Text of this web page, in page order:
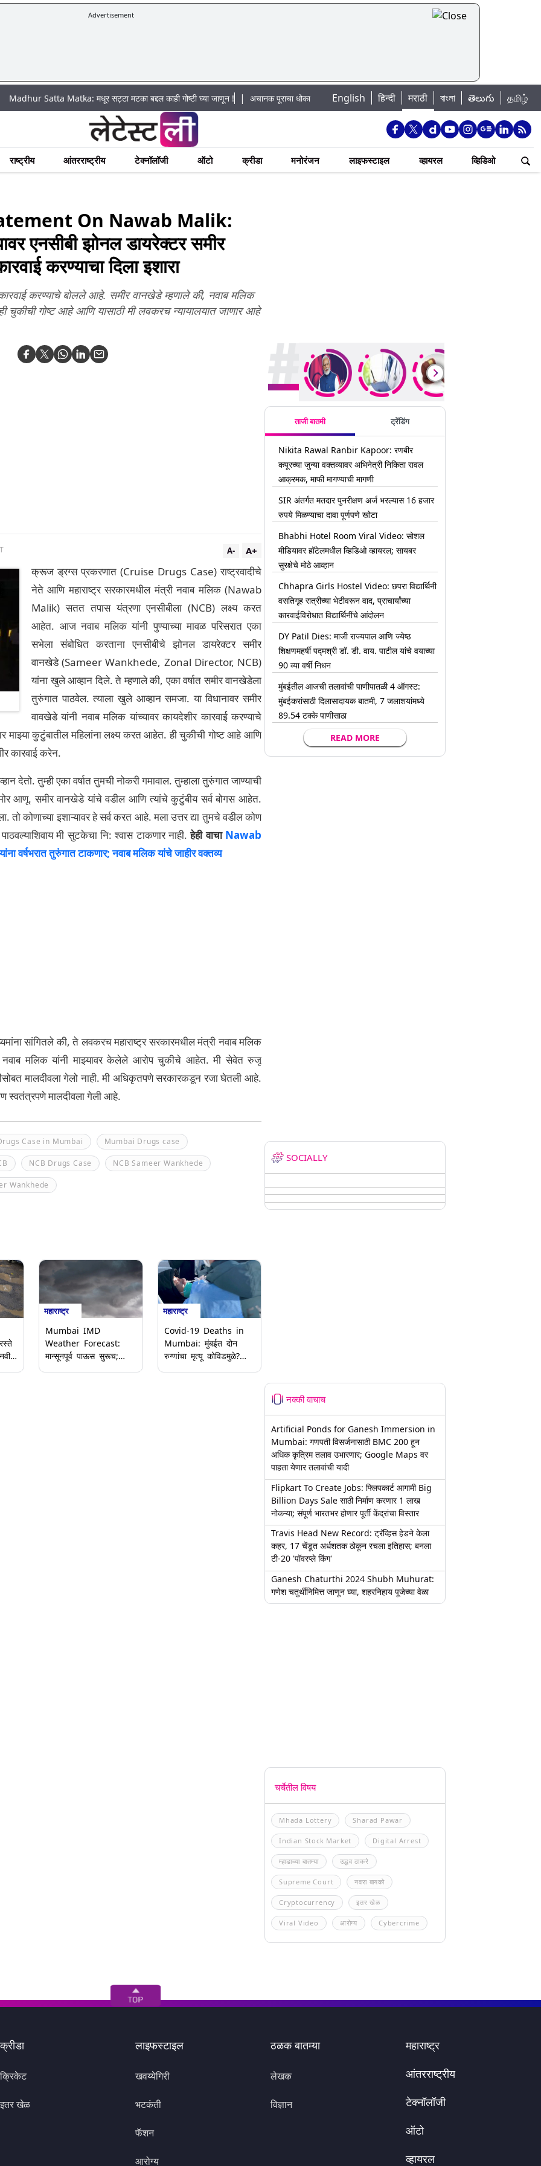
Advertisement
Satta Matka: मधूर सट्टा मटका बद्दल काही गोष्टी घ्या जाणून !|अचानक पूराचा धोका: खडकवासला धरणातून मुठानदी पात्रात विसर्ग सुरु; नागरिकांना नदीपात्रात न उतरण्याचे
English हिन्दी मराठी বাংলা తెలుగు தமிழ்
राष्ट्रीय आंतरराष्ट्रीय टेक्नॉलॉजी ऑटो क्रीडा मनोरंजन लाइफस्टाइल व्हायरल व्हिडिओ
On Nawab Malik:
एनसीबी झोनल डायरेक्टर समीर
करण्याचा दिला इशारा
करण्याचे बोलले आहे. समीर वानखेडे म्हणाले की, नवाब मलिक
चुकीची गोष्ट आहे आणि यासाठी मी लवकरच न्यायालयात जाणार आहे
A+
A-
क्रूज ड्रग्स प्रकरणात (Cruise Drugs Case) राष्ट्रवादीचे
नेते आणि महाराष्ट्र सरकारमधील मंत्री नवाब मलिक (Nawab
Malik) सतत तपास यंत्रणा एनसीबीला (NCB) लक्ष्य करत
आहेत. आज नवाब मलिक यांनी पुण्याच्या मावळ परिसरात एका
सभेला संबोधित करताना एनसीबीचे झोनल डायरेक्टर समीर
वानखेडे (Sameer Wankhede, Zonal Director, NCB)
यांना खुले आव्हान दिले. ते म्हणाले की, एका वर्षात समीर वानखेडेला
तुरुंगात पाठवेल. त्याला खुले आव्हान समजा. या विधानावर समीर
वावखेडे यांनी नवाब मलिक यांच्यावर कायदेशीर कारवाई करण्याचे
माझ्या कुटुंबातील महिलांना लक्ष्य करत आहेत. ही चुकीची गोष्ट आहे आणि
कारवाई करेन.
देतो. तुम्ही एका वर्षात तुमची नोकरी गमावाल. तुम्हाला तुरुंगात जाण्याची
आणू. समीर वानखेडे यांचे वडील आणि त्यांचे कुटुंबीय सर्व बोगस आहेत.
कोणाच्या इशाऱ्यावर हे सर्व करत आहे. मला उत्तर द्या तुमचे वडील कोण
मी सुटकेचा नि: श्वास टाकणार नाही.हेही वाचाNawab
तुरुंगात टाकणार; नवाब मलिक यांचे जाहीर वक्तव्य
सांगितले की, ते लवकरच महाराष्ट्र सरकारमधील मंत्री नवाब मलिक
नवाब मलिक यांनी माझ्यावर केलेले आरोप चुकीचे आहेत. मी सेवेत रुजू
मालदीवला गेलो नाही. मी अधिकृतपणे सरकारकडून रजा घेतली आहे.
स्वतंत्रपणे मालदीवला गेली आहे.
Case in Mumbai Mumbai Drugs case
NCB Drugs Case NCB Sameer Wankhede
Wankhede
महाराष्ट्र
Mumbai IMD
Weather Forecast:
मान्सूनपूर्व पाऊस सुरूच;
महाराष्ट्र
Covid-19 Deaths in
Mumbai: मुंबईत दोन
रुग्णांचा मृत्यू कोविडमुळे?
ताजी बातमी ट्रेंडिंग
Nikita Rawal Ranbir Kapoor: रणबीर
कपूरच्या जुन्या वक्तव्यावर अभिनेत्री निकिता रावल
आक्रमक, माफी मागण्याची मागणी
SIR अंतर्गत मतदार पुनरीक्षण अर्ज भरल्यास 16 हजार
रुपये मिळण्याचा दावा पूर्णपणे खोटा
Bhabhi Hotel Room Viral Video: सोशल
मीडियावर हॉटेलमधील व्हिडिओ व्हायरल; सायबर
सुरक्षेचे मोठे आव्हान
Chhapra Girls Hostel Video: छपरा विद्यार्थिनी
वसतिगृह रात्रीच्या भेटीवरून वाद, प्राचार्यांच्या
कारवाईविरोधात विद्यार्थिनींचे आंदोलन
DY Patil Dies: माजी राज्यपाल आणि ज्येष्ठ
शिक्षणमहर्षी पद्मश्री डॉ. डी. वाय. पाटील यांचे वयाच्या
90 व्या वर्षी निधन
मुंबईतील आजची तलावांची पाणीपातळी 4 ऑगस्ट:
मुंबईकरांसाठी दिलासादायक बातमी, 7 जलाशयांमध्ये
89.54 टक्के पाणीसाठा
READ MORE
SOCIALLY
नक्की वाचाच
Artificial Ponds for Ganesh Immersion in
Mumbai: गणपती विसर्जनासाठी BMC 200 हून
अधिक कृत्रिम तलाव उभारणार; Google Maps वर
पाहता येणार तलावांची यादी
Flipkart To Create Jobs: फ्लिपकार्ट आगामी Big
Billion Days Sale साठी निर्माण करणार 1 लाख
नोकऱ्या; संपूर्ण भारतभर होणार पूर्ती केंद्रांचा विस्तार
Travis Head New Record: ट्रॅव्हिस हेडने केला
कहर, 17 चेंडूत अर्धशतक ठोकून रचला इतिहास; बनला
टी-20 'पॉवरप्ले किंग'
Ganesh Chaturthi 2024 Shubh Muhurat:
गणेश चतुर्थीनिमित्त जाणून घ्या, शहरनिहाय पूजेच्या वेळा
चर्चेतील विषय
Mhada Lottery Sharad Pawar
Indian Stock Market Digital Arrest
म्हाडाच्या बातम्या उद्धव ठाकरे
Supreme Court नवरा बायको
Cryptocurrency इतर खेळ
Viral Video आरोग्य Cybercrime
क्रीडा
क्रिकेट
इतर खेळ
लाइफस्टाइल
खवय्येगिरी
भटकंती
फॅशन
आरोग्य
ठळक बातम्या
लेखक
विज्ञान
महाराष्ट्र
आंतरराष्ट्रीय
टेक्नॉलॉजी
ऑटो
व्हायरल